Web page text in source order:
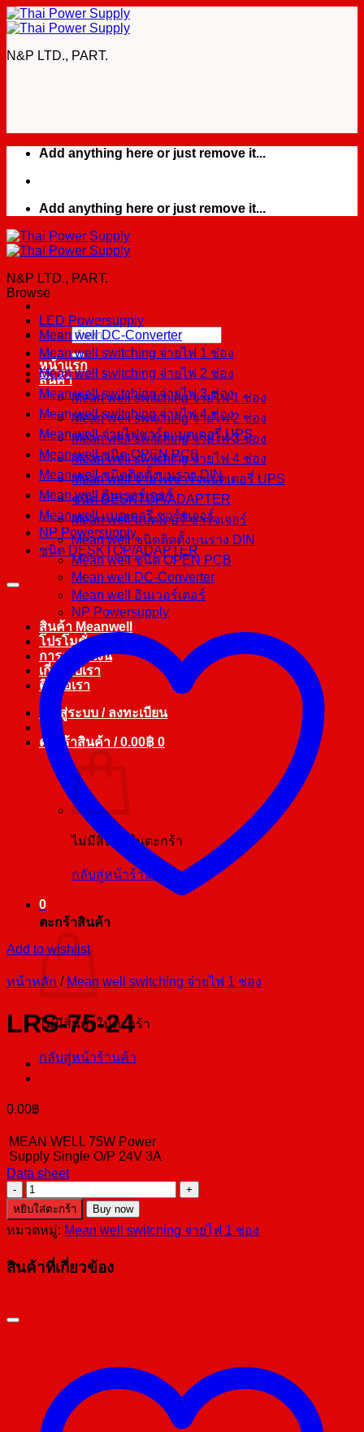
Skip
to
N&P LTD., PART.
Add anything here or just remove it...
Add anything here or just remove it...
N&P LTD., PART.
ค้นหา:
หน้าแรก
สินค้า
Mean well switching จ่ายไฟ 1 ช่อง
Mean well switching จ่ายไฟ 2 ช่อง
Mean well switching จ่ายไฟ 3 ช่อง
Mean well switching จ่ายไฟ 4 ช่อง
Mean well จ่ายไฟชาร์จแบตเตอรี่ UPS
ชนิด DESKTOP/ADAPTER
Mean well แบตเตอรี่ ชาร์จเจอร์
Mean well ชนิดติดตั้งบนราง DIN
Mean well ชนิด OPEN PCB
Mean well DC-Converter
Mean well อินเวอร์เตอร์
NP Powersupply
สินค้า Meanwell
โปรโมชั่น
การชำระเงิน
เกี่ยวกับเรา
ติดต่อเรา
เข้าสู่ระบบ / ลงทะเบียน
ตะกร้าสินค้า /0.00฿ 0
ไม่มีสินค้าในตะกร้า
กลับสู่หน้าร้านค้า
0
ตะกร้าสินค้า
ไม่มีสินค้าในตะกร้า
กลับสู่หน้าร้านค้า
Browse
LED Powersupply
Mean well DC-Converter
Mean well switching จ่ายไฟ 1 ช่อง
Mean well switching จ่ายไฟ 2 ช่อง
Mean well switching จ่ายไฟ 3 ช่อง
Mean well switching จ่ายไฟ 4 ช่อง
Mean well จ่ายไฟชาร์จแบตเตอรี่ UPS
Mean well ชนิด OPEN PCB
Mean well ชนิดติดตั้งบนราง DIN
Mean well อินเวอร์เตอร์
Mean well แบตเตอรี่ ชาร์จเจอร์
NP Powersupply
ชนิด DESKTOP/ADAPTER
Add to wishlist
หน้าหลัก / Mean well switching จ่ายไฟ 1 ช่อง
LRS-75-24
0.00฿
MEAN WELL 75W Power
Supply Single O/P 24V 3A
Data sheet
จำนวน
LRS-
75-
24
หยิบใส่ตะกร้า Buy now
หมวดหมู่: Mean well switching จ่ายไฟ 1 ช่อง
สินค้าที่เกี่ยวข้อง